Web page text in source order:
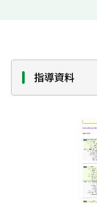
指導資料